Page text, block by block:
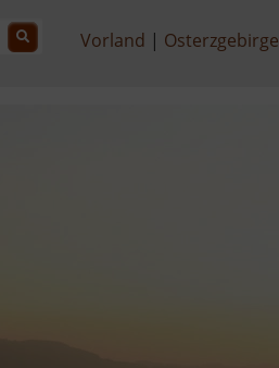
Vorland Osterzgebirge